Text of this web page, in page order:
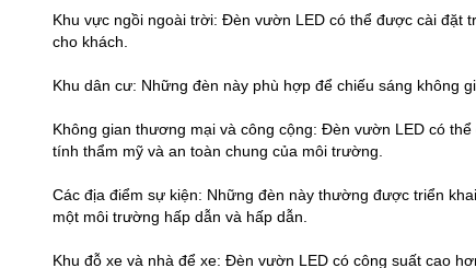
Khu vực ngồi ngoài trời: Đèn vườn LED có thể được cài đặt
cho khách.
Khu dân cư: Những đèn này phù hợp để chiếu sáng không
Không gian thương mại và công cộng: Đèn vườn LED có
tính thẩm mỹ và an toàn chung của môi trường.
Các địa điểm sự kiện: Những đèn này thường được triển
một môi trường hấp dẫn và hấp dẫn.
Khu đỗ xe và nhà để xe: Đèn vườn LED có công suất cao